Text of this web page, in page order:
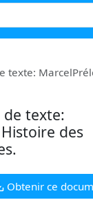
texte:
texte:
des
Obtenir ce